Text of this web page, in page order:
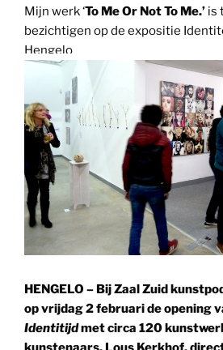
Mijn werk ‘To Me Or Not To Me.’ is
bezichtigen op de expositie
Hengelo
HENGELO – Bij Zaal Zuid
op vrijdag 2 februari de opening
Identitijdmet circa 120